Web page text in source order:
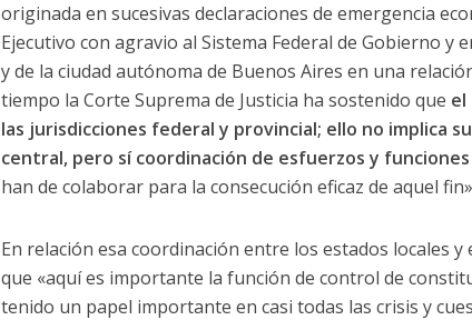
originada en sucesivas declaraciones de emergencia
Ejecutivo con agravio al Sistema Federal de Gobierno
y de la ciudad autónoma de Buenos Aires en una
tiempo la Corte Suprema de Justicia ha sostenido que el
las jurisdicciones federal y provincial; ello no implica
central, pero sí coordinación de esfuerzos y
han de colaborar para la consecución eficaz de aquel
En relación esa coordinación entre los estados locales
que «aquí es importante la función de control de
tenido un papel importante en casi todas las crisis y